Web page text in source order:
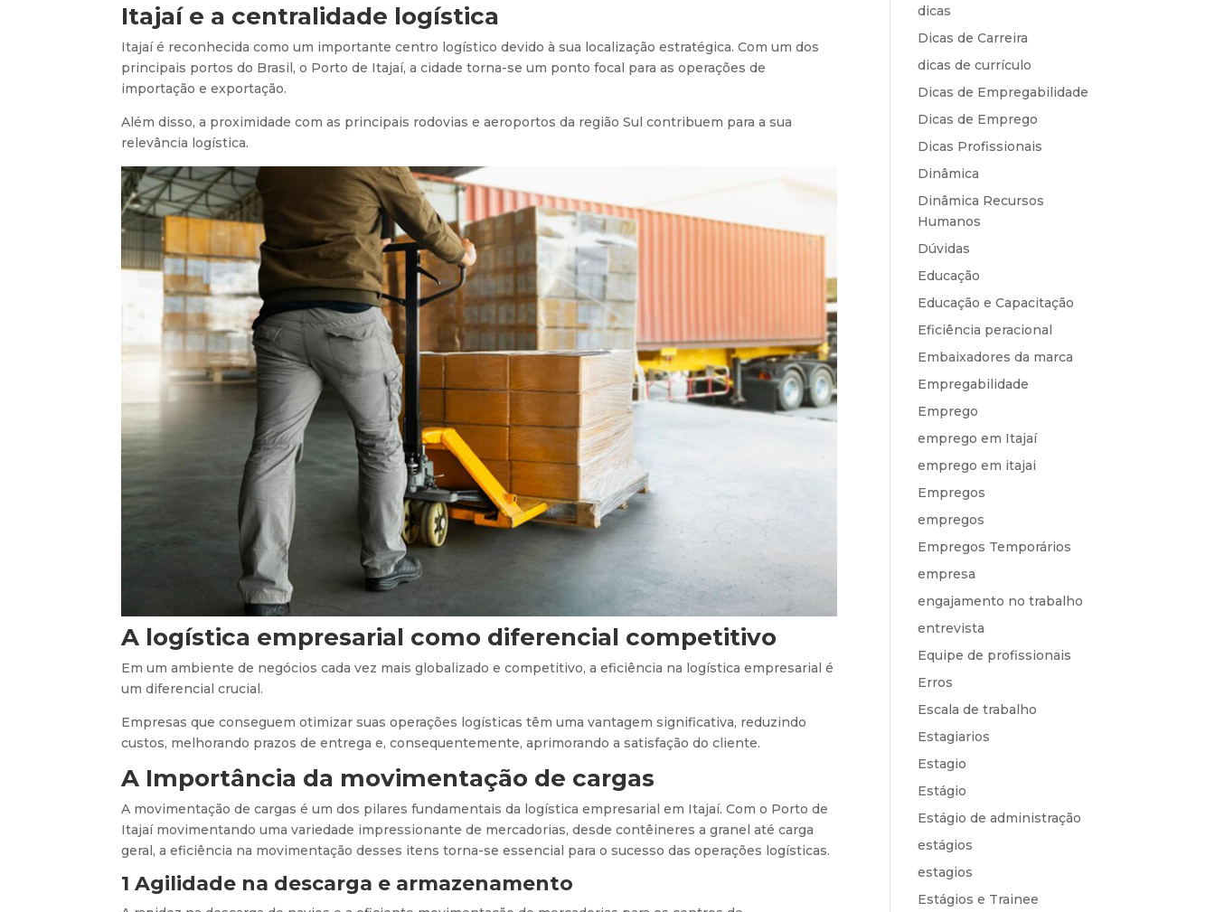
Itajaí e a centralidade logística
Itajaí é reconhecida como um importante centro logístico devido à sua localização estratégica. Com um dos
principais portos do Brasil, o Porto de Itajaí, a cidade torna-se um ponto focal para as operações de
importação e exportação.
Além disso, a proximidade com as principais rodovias e aeroportos da região Sul contribuem para a sua
relevância logística.
A logística empresarial como diferencial competitivo
Em um ambiente de negócios cada vez mais globalizado e competitivo, a eficiência na logística empresarial é
um diferencial crucial.
Empresas que conseguem otimizar suas operações logísticas têm uma vantagem significativa, reduzindo
custos, melhorando prazos de entrega e, consequentemente, aprimorando a satisfação do cliente.
A Importância da movimentação de cargas
A movimentação de cargas é um dos pilares fundamentais da logística empresarial em Itajaí. Com o Porto de
Itajaí movimentando uma variedade impressionante de mercadorias, desde contêineres a granel até carga
geral, a eficiência na movimentação desses itens torna-se essencial para o sucesso das operações logísticas.
1 Agilidade na descarga e armazenamento
dicas
Dicas de Carreira
dicas de currículo
Dicas de Empregabilidade
Dicas de Emprego
Dicas Profissionais
Dinâmica
Dinâmica Recursos
Humanos
Dúvidas
Educação
Educação e Capacitação
Eficiência peracional
Embaixadores da marca
Empregabilidade
Emprego
emprego em Itajaí
emprego em itajai
Empregos
empregos
Empregos Temporários
empresa
engajamento no trabalho
entrevista
Equipe de profissionais
Erros
Escala de trabalho
Estagiarios
Estagio
Estágio
Estágio de administração
estágios
estagios
Estágios e Trainee